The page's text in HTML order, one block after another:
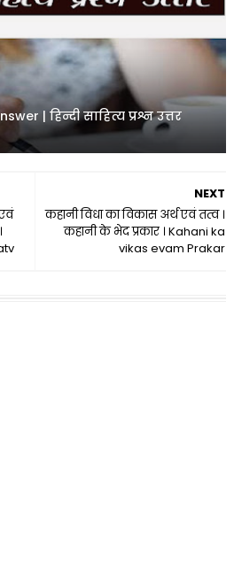
| हिन्दी साहित्य प्रश्न उत्तर
NEXT
कहानी विधा का विकास अर्थ एवं तत्व ।
कहानी के भेद प्रकार । Kahani ka
vikas evam Prakar